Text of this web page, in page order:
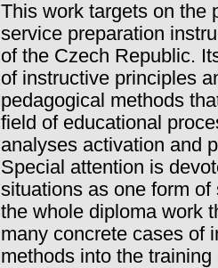
This work targets on the
service preparation
of the Czech Republic.
of instructive principles
pedagogical methods
field of educational
analyses activation and
Special attention is
situations as one form
the whole diploma work
many concrete cases of
methods into the